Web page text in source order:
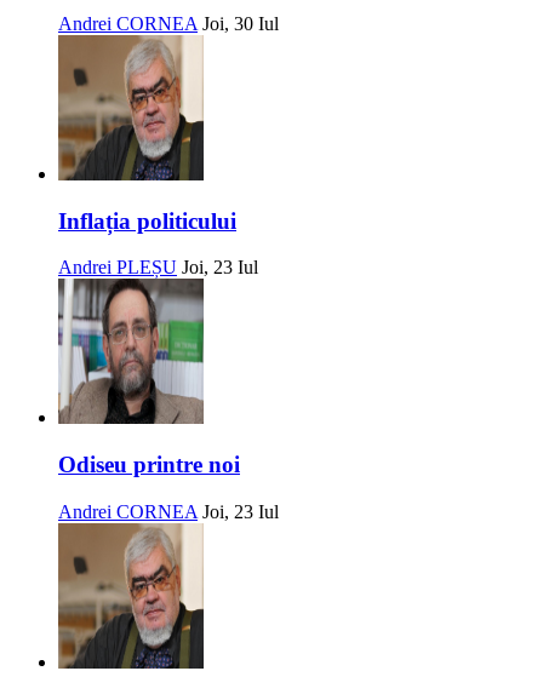
Andrei CORNEA Joi, 30 Iul
Inflația politicului
Andrei PLEȘU Joi, 23 Iul
Odiseu printre noi
Andrei CORNEA Joi, 23 Iul